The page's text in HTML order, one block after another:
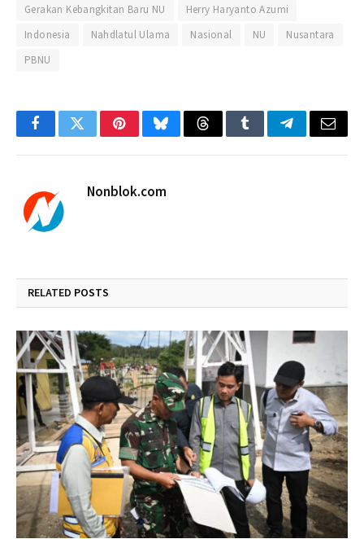
Gerakan Kebangkitan Baru NU
Herry Haryanto Azumi
Indonesia
Nahdlatul Ulama Nasional NU
Nusantara
PBNU
FacebookTwitterPinterestBlueskyThreadsTumblrTelegramEmail
Nonblok.com
RELATED POSTS